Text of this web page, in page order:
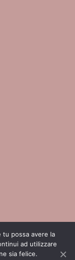
tu possa avere la
ad utilizzare
sia felice.